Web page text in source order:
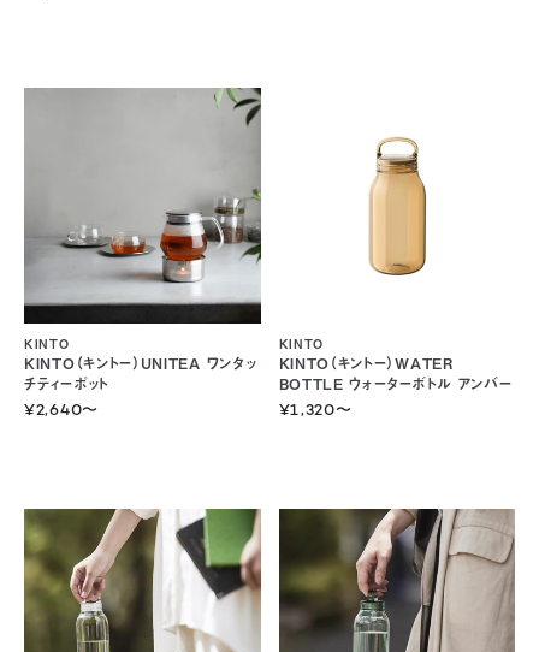
KINTO（キントー）UNITEA ワンタッ
チティーポット
KINTO
〜
¥2,640
KINTO（キントー）WATER
BOTTLE ウォーターボトル アンバー
KINTO
〜
¥1,320